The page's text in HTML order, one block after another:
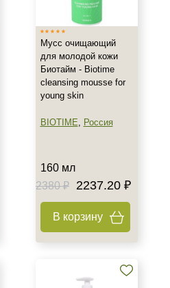
Мусс очищающий
для молодой кожи
Биотайм - Biotime
cleansing mousse for
young skin
BIOTIME, Россия
160 мл
2380 ₽
2237.20 ₽
В корзину